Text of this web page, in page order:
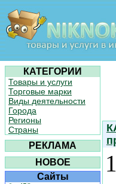
КАТЕГОРИИ
Товары и услуги
Торговые марки
Виды деятельности
Города
Регионы
Страны
РЕКЛАМА
НОВОЕ
Сайты